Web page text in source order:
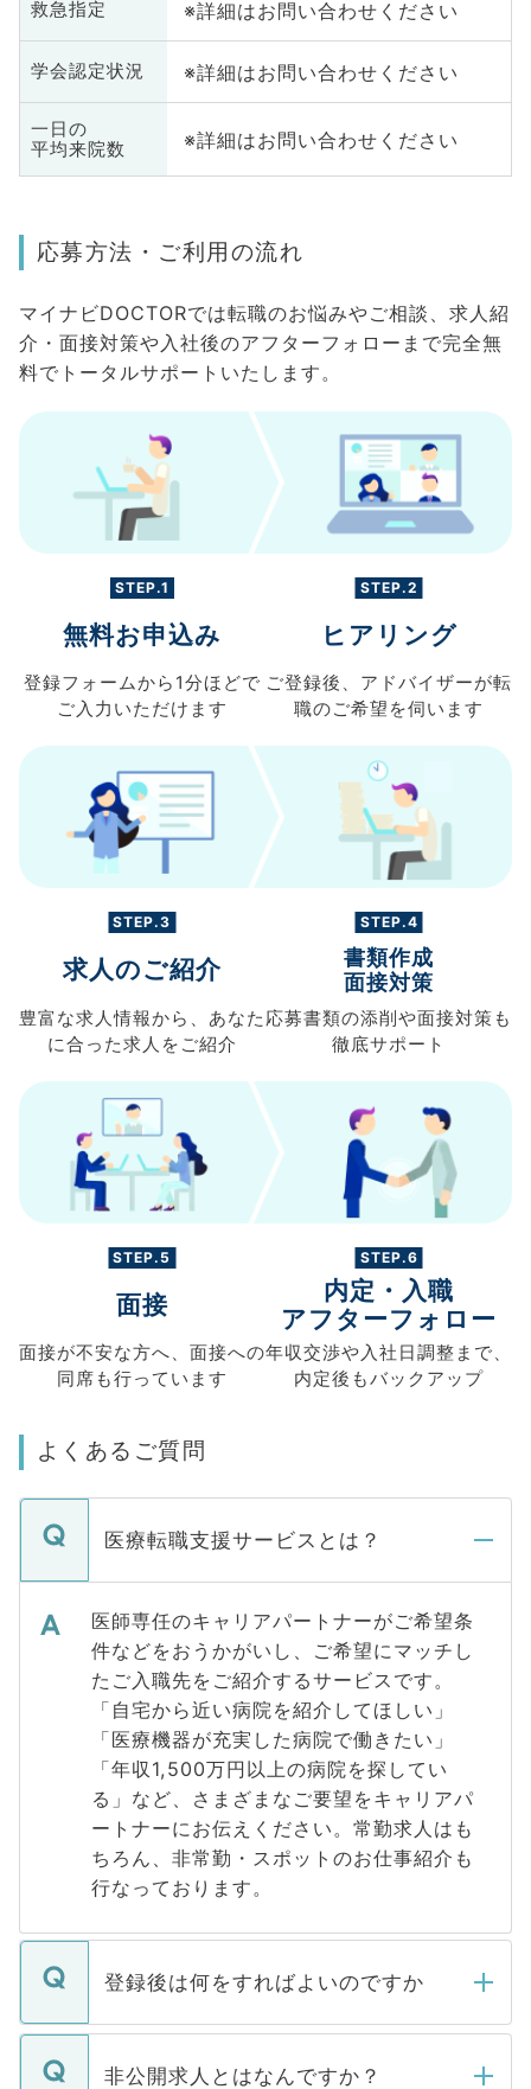
救急指定 ※詳細はお問い合わせください
学会認定状況 ※詳細はお問い合わせください
一日の
平均来院数
※詳細はお問い合わせください
応募方法・ご利用の流れ
マイナビDOCTORでは転職のお悩みやご相談、求人紹
介・面接対策や入社後のアフターフォローまで完全無
料でトータルサポートいたします。
STEP.1
無料お申込み
登録フォームから 1分ほどで
ご入力 いただけます
STEP.2
ヒアリング
ご登録後、 アドバイザーが転
職のご希望を伺います
STEP.3
求人のご紹介
豊富な求人情報から、 あなた
に合った求人を ご紹介
STEP.4
書類作成
面接対策
応募書類の添削や面接対策も
徹底サポート
STEP.5
面接
面接が不安な方へ、 面接への
同席も行っています
STEP.6
内定・入職
アフターフォロー
年収交渉や入社日調整まで、
内定後もバックアップ
よくあるご質問
医療転職支援サービスとは？
医師専任のキャリアパートナーがご希望条
件などをおうかがいし、ご希望にマッチし
たご入職先をご紹介するサービスです。
「自宅から近い病院を紹介してほしい」
「医療機器が充実した病院で働きたい」
「年収1,500万円以上の病院を探してい
る」など、さまざまなご要望をキャリアパ
ートナーにお伝えください。常勤求人はも
ちろん、非常勤・スポットのお仕事紹介も
行なっております。
登録後は何をすればよいのですか
ご登録いただきましたら、弊社担当者がご
登録内容を確認し、その後メールもしくは
非公開求人とはなんですか？